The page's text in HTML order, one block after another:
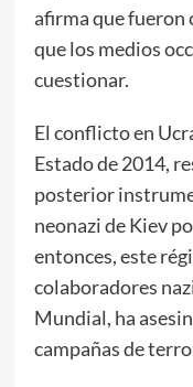
afirma que fueron
que los medios
cuestionar.
El conflicto en
Estado de 2014,
posterior
neonazi de Kiev
entonces, este
colaboradores
Mundial, ha
campañas de